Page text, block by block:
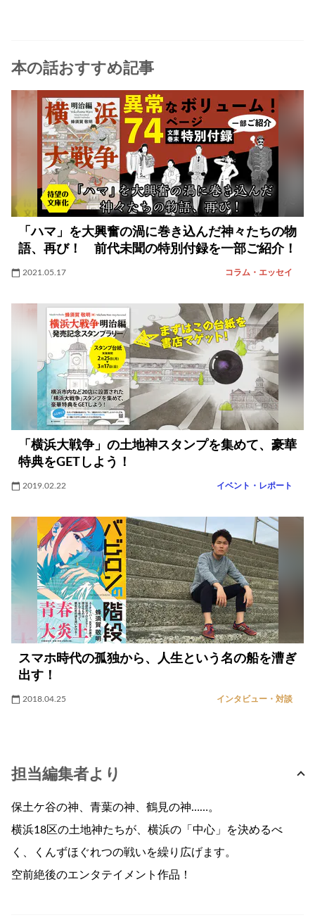
本の話おすすめ記事
「ハマ」を大興奮の渦に巻き込んだ神々たちの物
語、再び！ 前代未聞の特別付録を一部ご紹介！
2021.05.17 コラム・エッセイ
「横浜大戦争」の土地神スタンプを集めて、豪華
特典をGETしよう！
2019.02.22 イベント・レポート
スマホ時代の孤独から、人生という名の船を漕ぎ
出す！
2018.04.25 インタビュー・対談
担当編集者より
保土ケ谷の神、青葉の神、鶴見の神……。
横浜18区の土地神たちが、横浜の「中心」を決めるべ
く、くんずほぐれつの戦いを繰り広げます。
空前絶後のエンタテイメント作品！